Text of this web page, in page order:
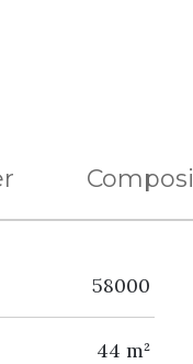
58000
44 m²